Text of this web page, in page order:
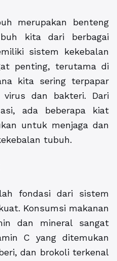
merupakan benteng
kita dari berbagai
sistem kekebalan
penting, terutama di
kita sering terpapar
virus dan bakteri. Dari
ada beberapa kiat
untuk menjaga dan
tubuh.
fondasi dari sistem
Konsumsi makanan
dan mineral sangat
C yang ditemukan
dan brokoli terkenal